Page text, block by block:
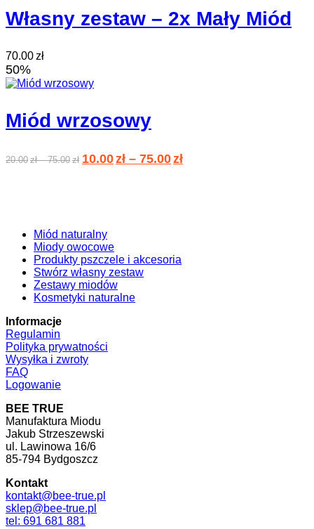
Własny zestaw – 2x Mały Miód
70.00zł
50%
Miód wrzosowy
20.00 zł–75.00 zł 10.00zł – 75.00zł
Miód naturalny
Miody owocowe
Produkty pszczele i akcesoria
Stwórz własny zestaw
Zestawy miodów
Kosmetyki naturalne
Informacje
Regulamin
Polityka prywatności
Wysyłka i zwroty
FAQ
Logowanie
BEE TRUE
Manufaktura Miodu
Jakub Strzeszewski
ul. Lawinowa 16/6
85-794 Bydgoszcz
Kontakt
kontakt@bee-true.pl
sklep@bee-true.pl
tel: 691 681 881